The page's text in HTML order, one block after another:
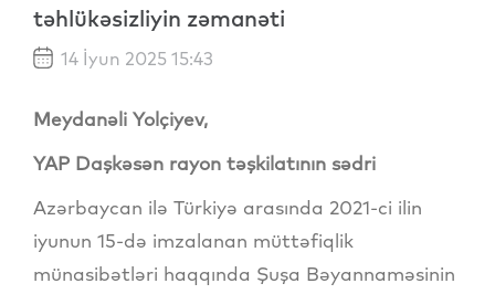
təhlükəsizliyin zəmanəti
14 İyun 2025 15:43
Meydanəli Yolçiyev,
​YAP Daşkəsən rayon təşkilatının sədri
Azərbaycan ilə Türkiyə arasında 2021-ci ilin
iyunun 15-də imzalanan müttəfiqlik
münasibətləri haqqında Şuşa Bəyannaməsinin